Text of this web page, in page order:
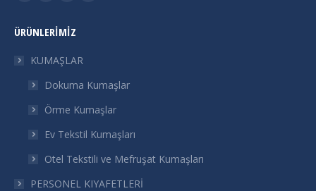
opens
window
opens
in
window
opens
in
windowwindow
ÜRÜNLERIMIZ
KUMAŞLAR
Dokuma Kumaşlar
Örme Kumaşlar
Ev Tekstil Kumaşları
Otel Tekstili ve Mefruşat Kumaşları
PERSONEL KIYAFETLERİ